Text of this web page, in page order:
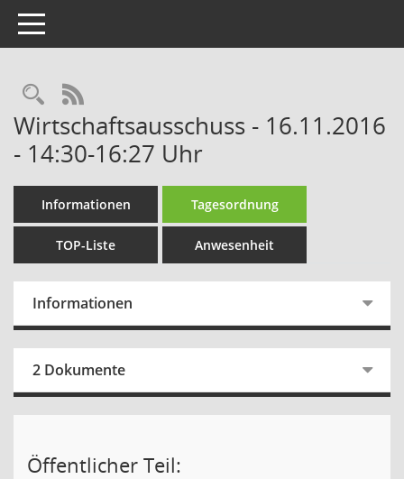
Toggle navigation
Rechercheauswahl
RSS-Feed
Wirtschaftsausschuss - 16.11.2016
- 14:30-16:27 Uhr
Informationen Tagesordnung
TOP-Liste Anwesenheit
Informationen
2 Dokumente
Öffentlicher Teil: